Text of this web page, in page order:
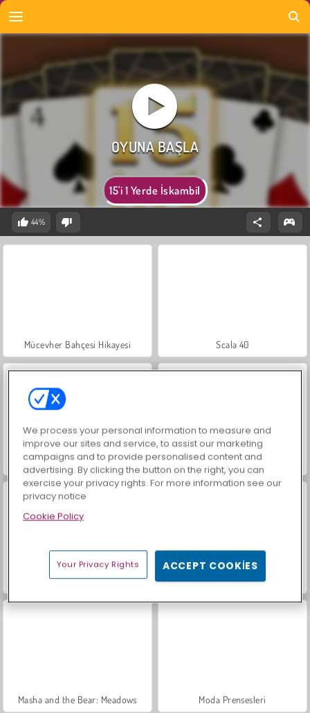
15'i 1 Yerde İskambil
44%
Mücevher Bahçesi Hikayesi Scala 40
Sosyal İskambil İçecekleri Eşle
Büyük Mahjong Eşleme Trollface Quest: USA 2
Masha and the Bear: Meadows Moda Prensesleri
We process your personal information to measure and
improve our sites and service, to assist our marketing
campaigns and to provide personalised content and
advertising. By clicking the button on the right, you can
exercise your privacy rights. For more information see our
privacy notice
Cookie Policy
Your Privacy Rights ACCEPT COOKIES